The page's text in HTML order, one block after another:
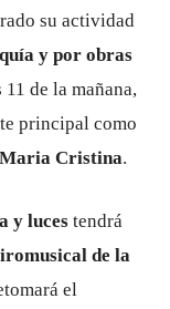
su actividad
y por obras
de la mañana,
principal como
Maria Cristina.
y luces tendrá
de la
el